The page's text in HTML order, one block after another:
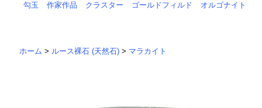
勾玉 作家作品 クラスター ゴールドフィルド オルゴナイト
ホーム > ルース裸石 (天然石) > マラカイト